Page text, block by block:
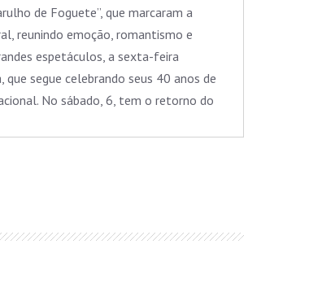
de Foguete”, que marcaram a
reunindo emoção, romantismo e
espetáculos, a sexta-feira
segue celebrando seus 40 anos de
No sábado, 6, tem o retorno do